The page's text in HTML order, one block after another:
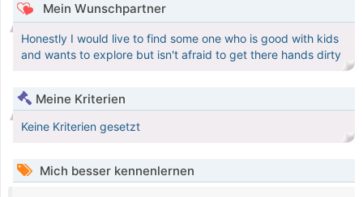
Mein Wunschpartner
Honestly I would live to find some one who is good with kids
and wants to explore but isn't afraid to get there hands dirty
Meine Kriterien
Keine Kriterien gesetzt
Mich besser kennenlernen